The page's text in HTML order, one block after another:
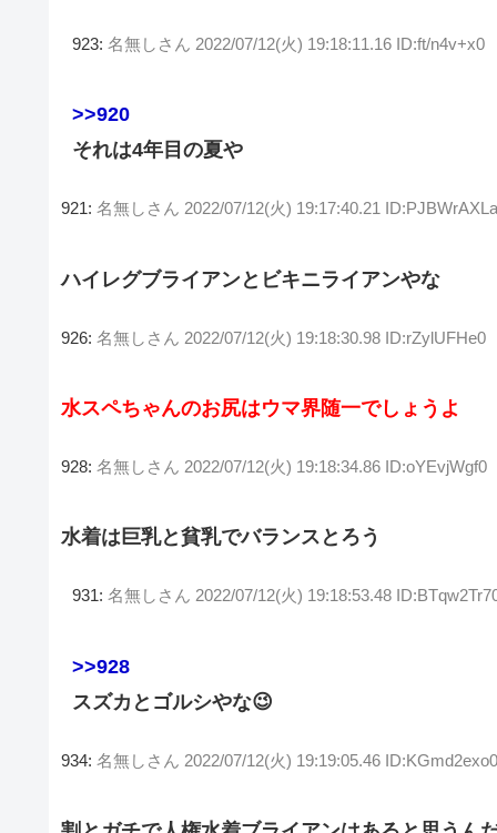
923: 名無しさん 2022/07/12(火) 19:18:11.16 ID:ft/n4v+x0
>>920
それは4年目の夏や
921: 名無しさん 2022/07/12(火) 19:17:40.21 ID:PJBWrAXLa
ハイレグブライアンとビキニライアンやな
926: 名無しさん 2022/07/12(火) 19:18:30.98 ID:rZylUFHe0
水スペちゃんのお尻はウマ界随一でしょうよ
928: 名無しさん 2022/07/12(火) 19:18:34.86 ID:oYEvjWgf0
水着は巨乳と貧乳でバランスとろう
931: 名無しさん 2022/07/12(火) 19:18:53.48
>>928
スズカとゴルシやな😉
934: 名無しさん 2022/07/12(火) 19:19:05.46 ID:KGmd2exo0